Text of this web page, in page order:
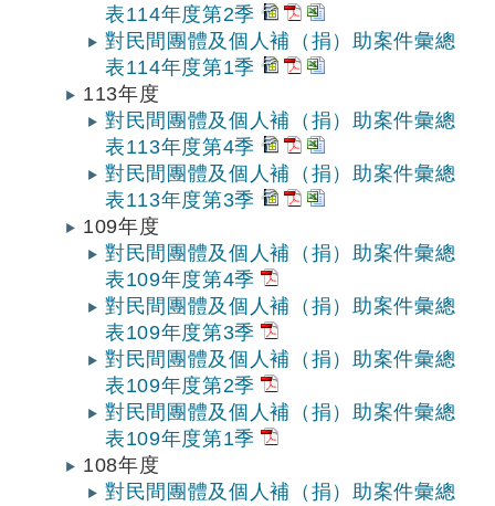
表114年度第2季
對民間團體及個人補（捐）助案件彙總
表114年度第1季
113年度
對民間團體及個人補（捐）助案件彙總
表113年度第4季
對民間團體及個人補（捐）助案件彙總
表113年度第3季
109年度
對民間團體及個人補（捐）助案件彙總
表109年度第4季
對民間團體及個人補（捐）助案件彙總
表109年度第3季
對民間團體及個人補（捐）助案件彙總
表109年度第2季
對民間團體及個人補（捐）助案件彙總
表109年度第1季
108年度
對民間團體及個人補（捐）助案件彙總